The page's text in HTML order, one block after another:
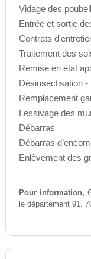
Vidage des
Entrée et sortie
Contrats
Traitement des
Remise en état
Désinsectisation -
Remplacement
Lessivage des
Débarras
Débarras
Enlèvement des
Pour information,
le département 91.